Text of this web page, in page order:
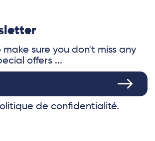
sure you don't miss any
offers ...
de confidentialité.